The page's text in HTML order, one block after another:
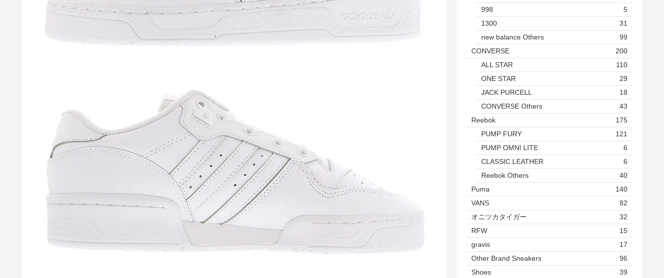
998
5
1300
31
new balance Others
99
CONVERSE
200
ALL STAR
110
ONE STAR
29
JACK PURCELL
18
CONVERSE Others
43
Reebok
175
PUMP FURY
121
PUMP OMNI LITE
6
CLASSIC LEATHER
6
Reebok Others
40
Puma
140
VANS
82
オニツカタイガー
32
RFW
15
gravis
17
Other Brand Sneakers
96
Shoes
39